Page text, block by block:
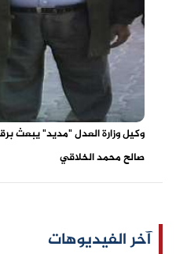
وكيل وزارة العدل "مديد" يبعث
صالح محمد الخلاقي
آخر الفيديوهات